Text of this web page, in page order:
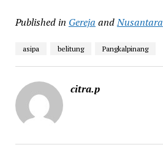
Published in Gereja andNusantara
asipa belitung Pangkalpinang
citra.p